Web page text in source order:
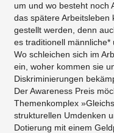
um und wo besteht noch
das spätere Arbeitsleben
gestellt werden, denn
es traditionell männliche*
Wo schleichen sich im
ein, woher kommen sie
Diskriminierungen
Der Awareness Preis
Themenkomplex
strukturellen Umdenken
Dotierung mit einem